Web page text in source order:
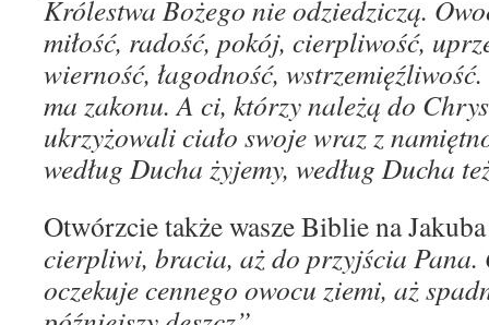
Królestwa Bożego nie odziedziczą.
miłość, radość, pokój, cierpliwość,
wierność, łagodność,
ma zakonu. A ci, którzy należą do
ukrzyżowali ciało swoje wraz z
według Ducha żyjemy, według Ducha
Otwórzcie także wasze Biblie na
cierpliwi, bracia, aż do przyjścia
oczekuje cennego owocu ziemi, aż